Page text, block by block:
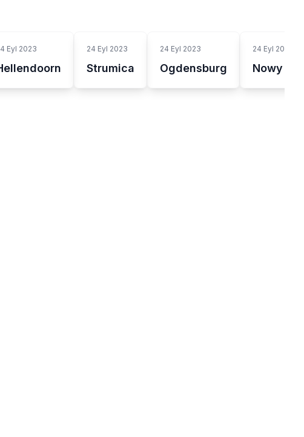
Eyl 2023 24 Eyl 2023
Strumica
24 Eyl 2023
Ogdensburg
24 Eyl 2023
Nowy